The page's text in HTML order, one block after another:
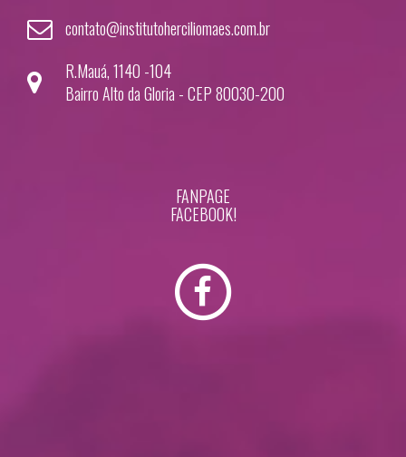
contato@institutoherciliomaes.com.br
R.Mauá, 1140 -104
Bairro Alto da Gloria - CEP 80030-200
FANPAGE
FACEBOOK!